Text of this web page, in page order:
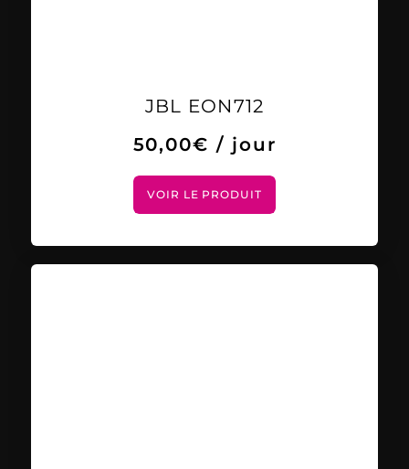
JBL EON712
50,00€ / jour
VOIR LE PRODUIT